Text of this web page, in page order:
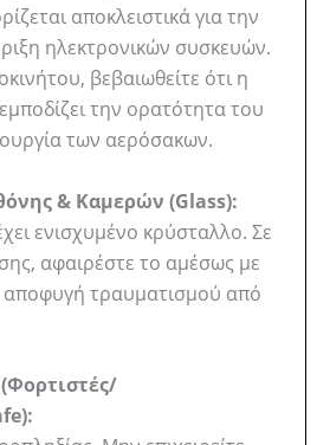
αποκλειστικά για την
ηλεκτρονικών συσκευών.
βεβαιωθείτε ότι η
την ορατότητα του
των αερόσακων.
& Καμερών (Glass):
ενισχυμένο κρύσταλλο. Σε
αφαιρέστε το αμέσως με
τραυματισμού από